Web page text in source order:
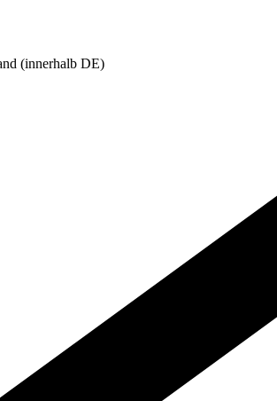
(innerhalb DE)